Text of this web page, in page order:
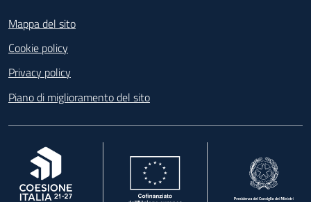
Mappa del sito
Cookie policy
Privacy policy
Piano di miglioramento del sito
, apre in una nuova scheda